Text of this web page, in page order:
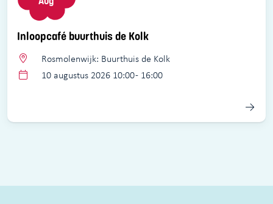
Inloopcafé buurthuis de Kolk
Rosmolenwijk: Buurthuis de Kolk
10 augustus 2026 10:00 - 16:00